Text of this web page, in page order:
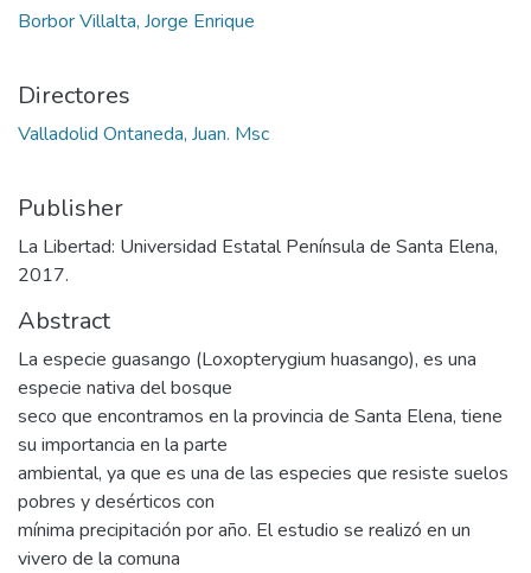
Borbor Villalta, Jorge Enrique
Directores
Valladolid Ontaneda, Juan. Msc
Publisher
La Libertad: Universidad Estatal Península de Santa Elena,
2017.
Abstract
La especie guasango (Loxopterygium huasango), es una
especie nativa del bosque
seco que encontramos en la provincia de Santa Elena, tiene
su importancia en la parte
ambiental, ya que es una de las especies que resiste suelos
pobres y desérticos con
mínima precipitación por año. El estudio se realizó en un
vivero de la comuna